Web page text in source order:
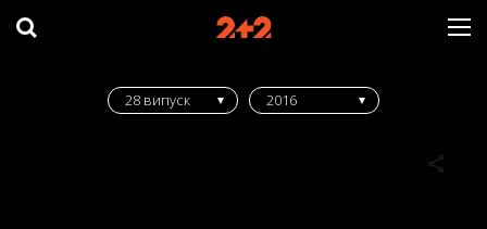
28 випуск 2016